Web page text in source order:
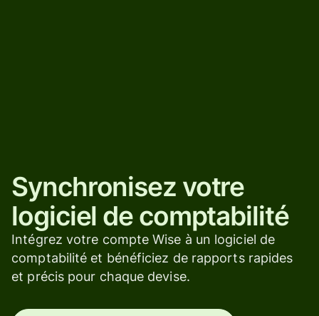
Synchronisez votre
logiciel de comptabilité
Intégrez votre compte Wise à un logiciel de
comptabilité et bénéficiez de rapports rapides
et précis pour chaque devise.